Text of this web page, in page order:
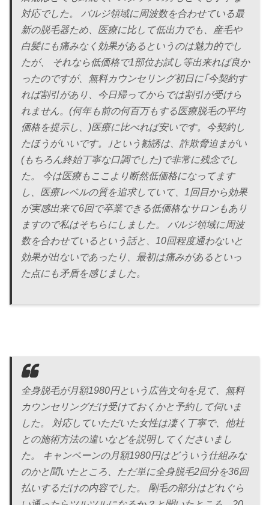
対応でした。 バルジ領域に周波数を合わせている最
新の脱毛器ため、医療に比して低出力でも、産毛や
白髪にも痛みなく効果があるというのは魅力的でし
たが、 それなら低価格で1部位お試し等出来れば良か
ったのですが、無料カウンセリング初日に｢今契約す
れば割引があり、今日帰ってからでは割引が受けら
れません。(何年も前の何百万もする医療脱毛の平均
価格を提示し、)医療に比べれば安いです。今契約し
たほうがいいです。｣という勧誘は、詐欺脅迫まがい
(もちろん終始丁寧な口調でした)で非常に残念でし
た。 今は医療もここより断然低価格になってます
し、医療レベルの質を追求していて、1回目から効果
が実感出来て6回で卒業できる低価格なサロンもあり
ますので私はそちらにしました。 バルジ領域に周波
数を合わせているという話と、10回程度通わないと
効果が出ないであったり、最初は痛みがあるといっ
た点にも矛盾を感じました。
全身脱毛が月額1980円という広告文句を見て、無料
カウンセリングだけ受けておくかと予約して伺いま
した。 対応していただいた女性は凄く丁寧で、他社
との施術方法の違いなどを説明してくださいまし
た。 キャンペーンの月額1980円はどういう仕組みな
のかと聞いたところ、ただ単に全身脱毛2回分を36回
払いするだけの内容でした。 剛毛の部分はどれぐら